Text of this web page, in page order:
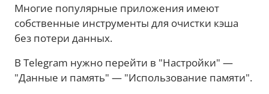
Многие популярные приложения имеют
собственные инструменты для очистки кэша
без потери данных.
В Telegram нужно перейти в "Настройки" —
"Данные и память" — "Использование памяти".